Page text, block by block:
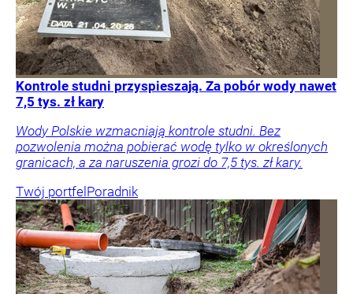
Kontrole studni przyspieszają. Za pobór wody nawet
7,5 tys. zł kary
Wody Polskie wzmacniają kontrole studni. Bez
pozwolenia można pobierać wodę tylko w określonych
granicach, a za naruszenia grozi do 7,5 tys. zł kary.
Twój portfel Poradnik